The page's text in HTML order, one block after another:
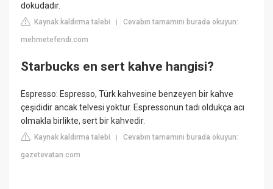
dokudadır.
Kaynak kaldırma talebi |Cevabın tamamını burada okuyun:
mehmetefendi.com
Starbucks en sert kahve hangisi?
Espresso: Espresso, Türk kahvesine benzeyen bir kahve
çeşididir ancak telvesi yoktur. Espressonun tadı oldukça acı
olmakla birlikte, sert bir kahvedir.
Kaynak kaldırma talebi |Cevabın tamamını burada okuyun:
gazetevatan.com